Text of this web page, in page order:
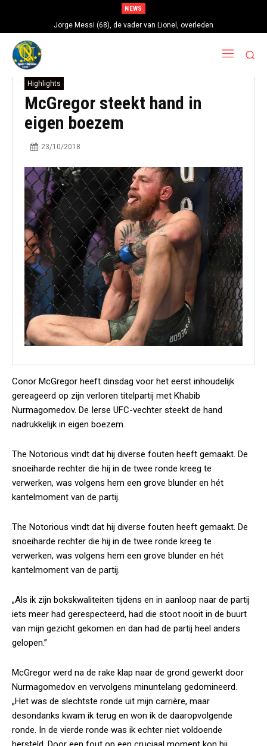
NEWS
Jorge Messi (68), de vader van Lionel, overleden
Highlights
McGregor steekt hand in
eigen boezem
23/10/2018
Conor McGregor heeft dinsdag voor het eerst inhoudelijk
gereageerd op zijn verloren titelpartij met Khabib
Nurmagomedov. De Ierse UFC-vechter steekt de hand
nadrukkelijk in eigen boezem.
The Notorious vindt dat hij diverse fouten heeft gemaakt. De
snoeiharde rechter die hij in de twee ronde kreeg te
verwerken, was volgens hem een grove blunder en hét
kantelmoment van de partij.
The Notorious vindt dat hij diverse fouten heeft gemaakt. De
snoeiharde rechter die hij in de twee ronde kreeg te
verwerken, was volgens hem een grove blunder en hét
kantelmoment van de partij.
„Als ik zijn bokskwaliteiten tijdens en in aanloop naar de partij
iets meer had gerespecteerd, had die stoot nooit in de buurt
van mijn gezicht gekomen en dan had de partij heel anders
gelopen.”
McGregor werd na de rake klap naar de grond gewerkt door
Nurmagomedov en vervolgens minuntelang gedomineerd.
„Het was de slechtste ronde uit mijn carrière, maar
desondanks kwam ik terug en won ik de daaropvolgende
ronde. In de vierde ronde was ik echter niet voldoende